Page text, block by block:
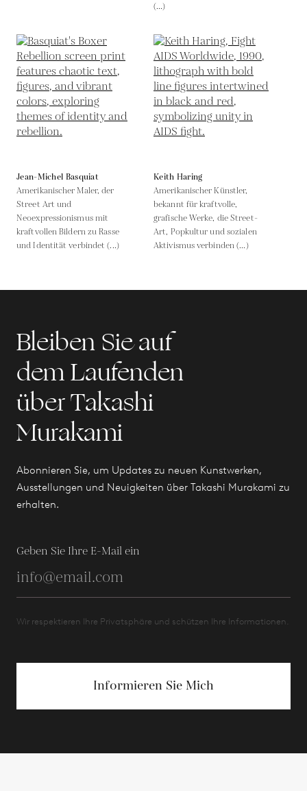
(...)
Jean-Michel Basquiat
Amerikanischer Maler, der
Street Art und
Neoexpressionismus mit
kraftvollen Bildern zu Rasse
und Identität verbindet (...)
Keith Haring
Amerikanischer Künstler,
bekannt für kraftvolle,
grafische Werke, die Street-
Art, Popkultur und sozialen
Aktivismus verbinden (...)
Bleiben Sie auf
dem Laufenden
über Takashi
Murakami
Abonnieren Sie, um Updates zu neuen Kunstwerken,
Ausstellungen und Neuigkeiten über Takashi Murakami zu
erhalten.
Geben Sie Ihre E-Mail ein
Wir respektieren Ihre Privatsphäre und schützen Ihre Informationen.
Informieren Sie Mich